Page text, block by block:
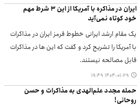
ایران در مذاکره با آمریکا از این ۳ شرط مهم
خود کوتاه نمی‌آید
یک مقام ارشد ایرانی خطوط قرمز ایران در مذاکرات
با آمریکا را تشریح کرد و گفت که این ها در مذاکرات
قابل مصالحه نیستند.
۱۴۰۴-۰۱-۲۹ ۱۹:۴۹
حمله مجدد علم‌الهدی به مذاکرات و حسن
روحانی!